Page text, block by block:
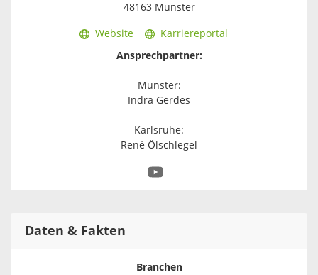
48163 Münster
Website
Karriereportal
Ansprechpartner:
Münster:
Indra Gerdes
Karlsruhe:
René Ölschlegel
Daten & Fakten
Branchen